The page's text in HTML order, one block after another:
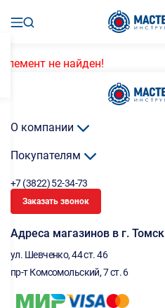
Элемент не найден!
О компании
Покупателям
+7 (3822) 52-34-73
Заказать звонок
Адреса магазинов в г. Томск
ул. Шевченко, 44 ст. 46
пр-т Комсомольский, 7 ст. 6